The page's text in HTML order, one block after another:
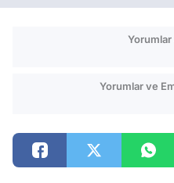
Yorumlar
Yorumlar ve